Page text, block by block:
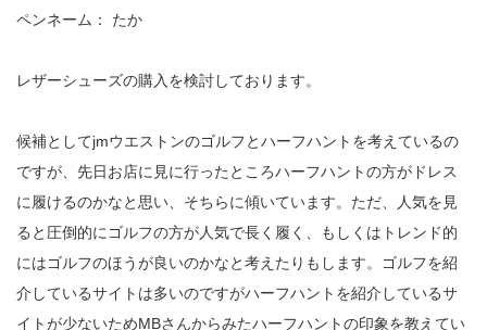
ペンネーム： たか
レザーシューズの購入を検討しております。
候補としてjmウエストンのゴルフとハーフハントを考えているの
ですが、先日お店に見に行ったところハーフハントの方がドレス
に履けるのかなと思い、そちらに傾いています。ただ、人気を見
ると圧倒的にゴルフの方が人気で長く履く、もしくはトレンド的
にはゴルフのほうが良いのかなと考えたりもします。ゴルフを紹
介しているサイトは多いのですがハーフハントを紹介しているサ
イトが少ないためMBさんからみたハーフハントの印象を教えてい